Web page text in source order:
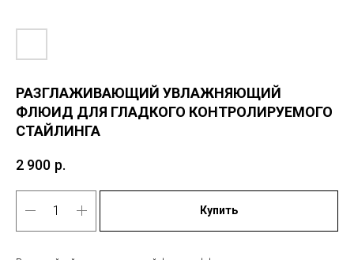
РАЗГЛАЖИВАЮЩИЙ УВЛАЖНЯЮЩИЙ
ФЛЮИД ДЛЯ ГЛАДКОГО КОНТРОЛИРУЕМОГО
СТАЙЛИНГА
2 900 р.
Купить